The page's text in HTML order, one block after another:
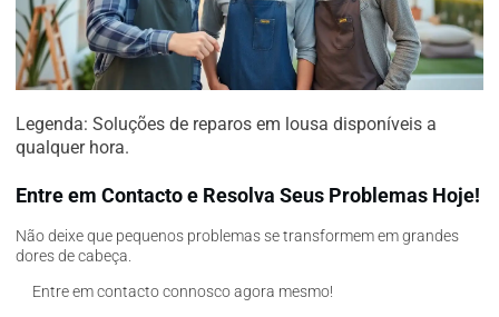
Legenda: Soluções de reparos em lousa disponíveis a
qualquer hora.
Entre em Contacto e Resolva Seus Problemas Hoje!
Não deixe que pequenos problemas se transformem em grandes
dores de cabeça.
Entre em contacto connosco agora mesmo!